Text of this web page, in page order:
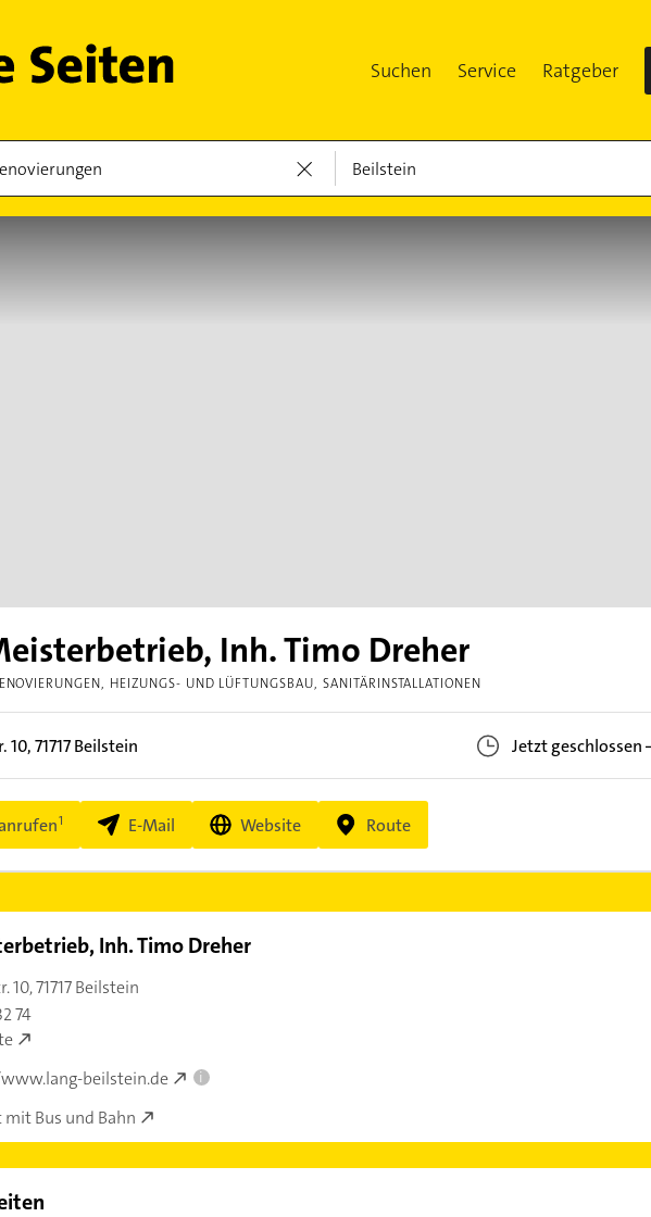
Suchen Service Ratgeber
Inh. Timo Dreher
HEIZUNGS- UND LÜFTUNGSBAU SANITÄRINSTALLATIONEN
10,71717Beilstein Jetzt geschlossen
E-Mail Website Route
Inh. Timo Dreher
10,71717 Beilstein
74
beilstein.de
i
Bus und Bahn